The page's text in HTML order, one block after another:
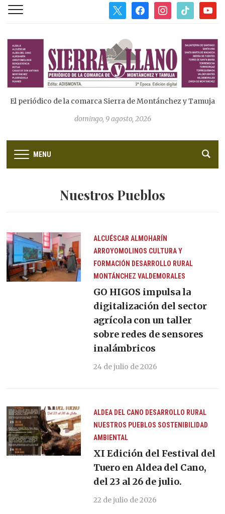
facebookinstagram
tiktok
El periódico de la comarca Sierra de Montánchez y Tamuja
domingo, 9 agosto, 2026
MENU
Nuestros Pueblos
ALCUÉSCAR ALMOHARÍN
ARROYOMOLINOS CULTURA Y
FORMACIÓN DESARROLLO RURAL
MONTÁNCHEZ VALDEMORALES
GO HIGOS impulsa la
digitalización del sector
agrícola con un taller
sobre redes de sensores
inalámbricos
24 de julio de 2026
ALDEA DEL CANO DESARROLLO RURAL
NUESTROS PUEBLOS SOSTENIBILIDAD
AMBIENTAL
XI Edición del Festival del
Tuero en Aldea del Cano,
del 23 al 26 de julio.
22 de julio de 2026